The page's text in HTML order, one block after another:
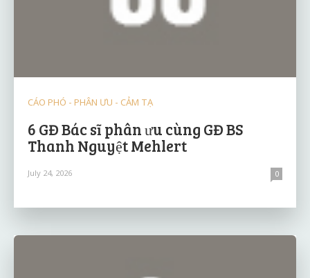
CÁO PHÓ - PHÂN ƯU - CẢM TẠ
6 GĐ Bác sĩ phân ưu cùng GĐ BS
Thanh Nguyệt Mehlert
July 24, 2026 0